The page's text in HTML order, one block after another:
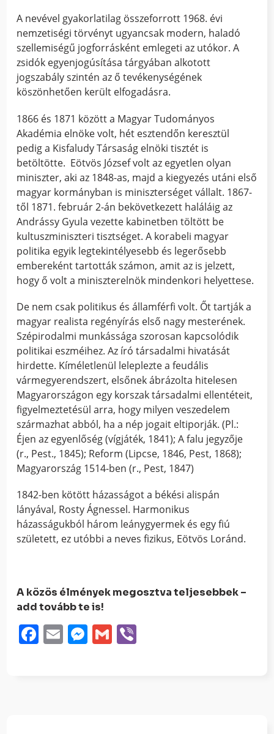
A nevével gyakorlatilag összeforrott 1968. évi
nemzetiségi törvényt ugyancsak modern, haladó
szellemiségű jogforrásként emlegeti az utókor. A
zsidók egyenjogúsítása tárgyában alkotott
jogszabály szintén az ő tevékenységének
köszönhetően került elfogadásra.
1866 és 1871 között a Magyar Tudományos
Akadémia elnöke volt, hét esztendőn keresztül
pedig a Kisfaludy Társaság elnöki tisztét is
betöltötte. Eötvös József volt az egyetlen olyan
miniszter, aki az 1848-as, majd a kiegyezés utáni első
magyar kormányban is miniszterséget vállalt. 1867-
től 1871. február 2-án bekövetkezett haláláig az
Andrássy Gyula vezette kabinetben töltött be
kultuszminiszteri tisztséget. A korabeli magyar
politika egyik legtekintélyesebb és legerősebb
embereként tartották számon, amit az is jelzett,
hogy ő volt a miniszterelnök mindenkori helyettese.
De nem csak politikus és államférfi volt. Őt tartják a
magyar realista regényírás első nagy mesterének.
Szépirodalmi munkássága szorosan kapcsolódik
politikai eszméihez. Az író társadalmi hivatását
hirdette. Kíméletlenül leleplezte a feudális
vármegyerendszert, elsőnek ábrázolta hitelesen
Magyarországon egy korszak társadalmi ellentéteit,
figyelmeztetésül arra, hogy milyen veszedelem
származhat abból, ha a nép jogait eltiporják. (Pl.:
Éjen az egyenlőség (vígjáték, 1841); A falu jegyzője
(r., Pest., 1845); Reform (Lipcse, 1846, Pest, 1868);
Magyarország 1514-ben (r., Pest, 1847)
1842-ben kötött házasságot a békési alispán
lányával, Rosty Ágnessel. Harmonikus
házasságukból három leánygyermek és egy fiú
született, ez utóbbi a neves fizikus, Eötvös Loránd.
A közös élmények megosztva teljesebbek –
add tovább te is!
Facebook
EmailMessenger
Gmail